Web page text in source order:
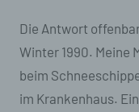
Die Antwort
Winter 1990. Meine
beim
im Krankenhaus.
Verarbeitung
Recht der
der
die
nach dem